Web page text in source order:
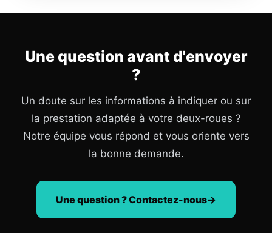
Une question avant d'envoyer
?
Un doute sur les informations à indiquer ou sur
la prestation adaptée à votre deux-roues ?
Notre équipe vous répond et vous oriente vers
la bonne demande.
Une question ? Contactez-nous